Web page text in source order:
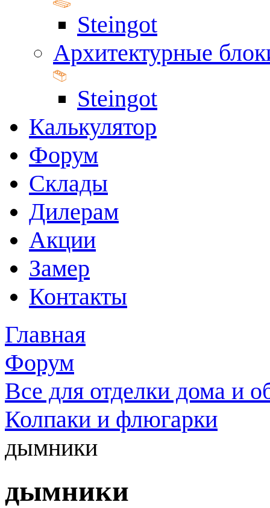
Steingot
Архитектурные
Steingot
Калькулятор
Форум
Склады
Дилерам
Акции
Замер
Контакты
Главная
Форум
Все для отделки дома и
Колпаки и флюгарки
дымники
дымники